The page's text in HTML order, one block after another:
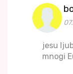
jesu
mnogi